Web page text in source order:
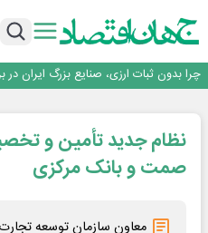
روزنامه ۱۷ مرداد
چرا بدون ثبات ارزی، صنایع بزرگ ایران
روزنامه ۱۷ مرداد
افزایش قیمت بلیت اتوبوس فصلی شد؟
نظام جدید تأمین و
صمت و بانک مرکزی
معاون سازمان توسعه